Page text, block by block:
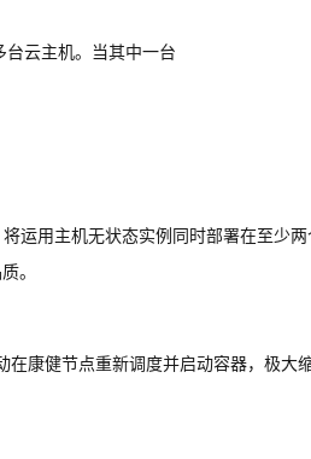
云主机。当其中一台
运用主机无状态实例同时部署在至少
。
康健节点重新调度并启动容器，极大